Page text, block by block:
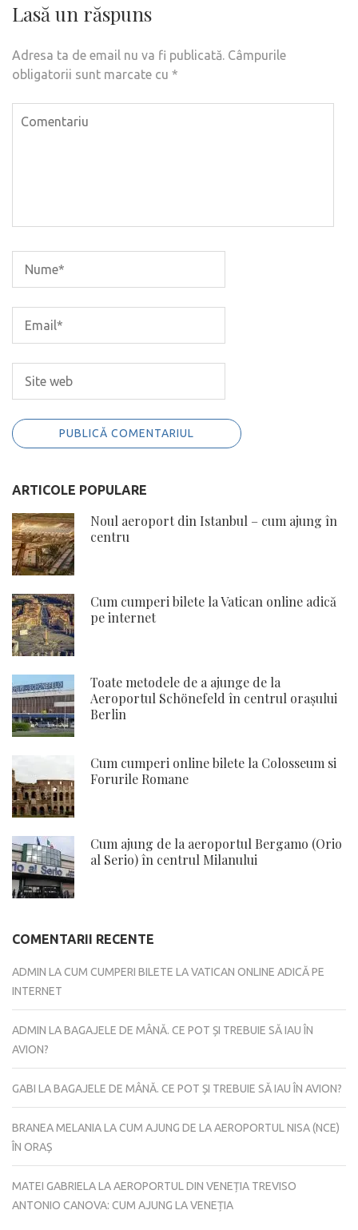
Lasă un răspuns
Adresa ta de email nu va fi publicată. Câmpurile
obligatorii sunt marcate cu *
ARTICOLE POPULARE
Noul aeroport din Istanbul – cum ajung în
centru
Cum cumperi bilete la Vatican online adică
pe internet
Toate metodele de a ajunge de la
Aeroportul Schönefeld în centrul orașului
Berlin
Cum cumperi online bilete la Colosseum si
Forurile Romane
Cum ajung de la aeroportul Bergamo (Orio
al Serio) în centrul Milanului
COMENTARII RECENTE
ADMIN LACUM CUMPERI BILETE LA VATICAN ONLINE ADICĂ PE
INTERNET
ADMIN LABAGAJELE DE MÂNĂ. CE POT ȘI TREBUIE SĂ IAU ÎN
AVION?
GABI LABAGAJELE DE MÂNĂ. CE POT ȘI TREBUIE SĂ IAU ÎN AVION?
BRANEA MELANIALACUM AJUNG DE LA AEROPORTUL NISA (NCE)
ÎN ORAȘ
MATEI GABRIELALAAEROPORTUL DIN VENEȚIA TREVISO
ANTONIO CANOVA: CUM AJUNG LA VENEȚIA